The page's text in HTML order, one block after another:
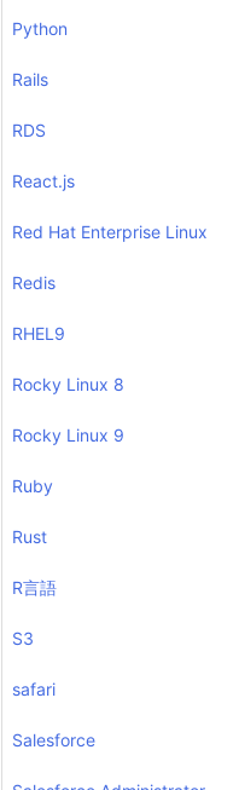
Python
Rails
RDS
React.js
Red Hat Enterprise Linux
Redis
RHEL9
Rocky Linux 8
Rocky Linux 9
Ruby
Rust
R言語
S3
safari
Salesforce